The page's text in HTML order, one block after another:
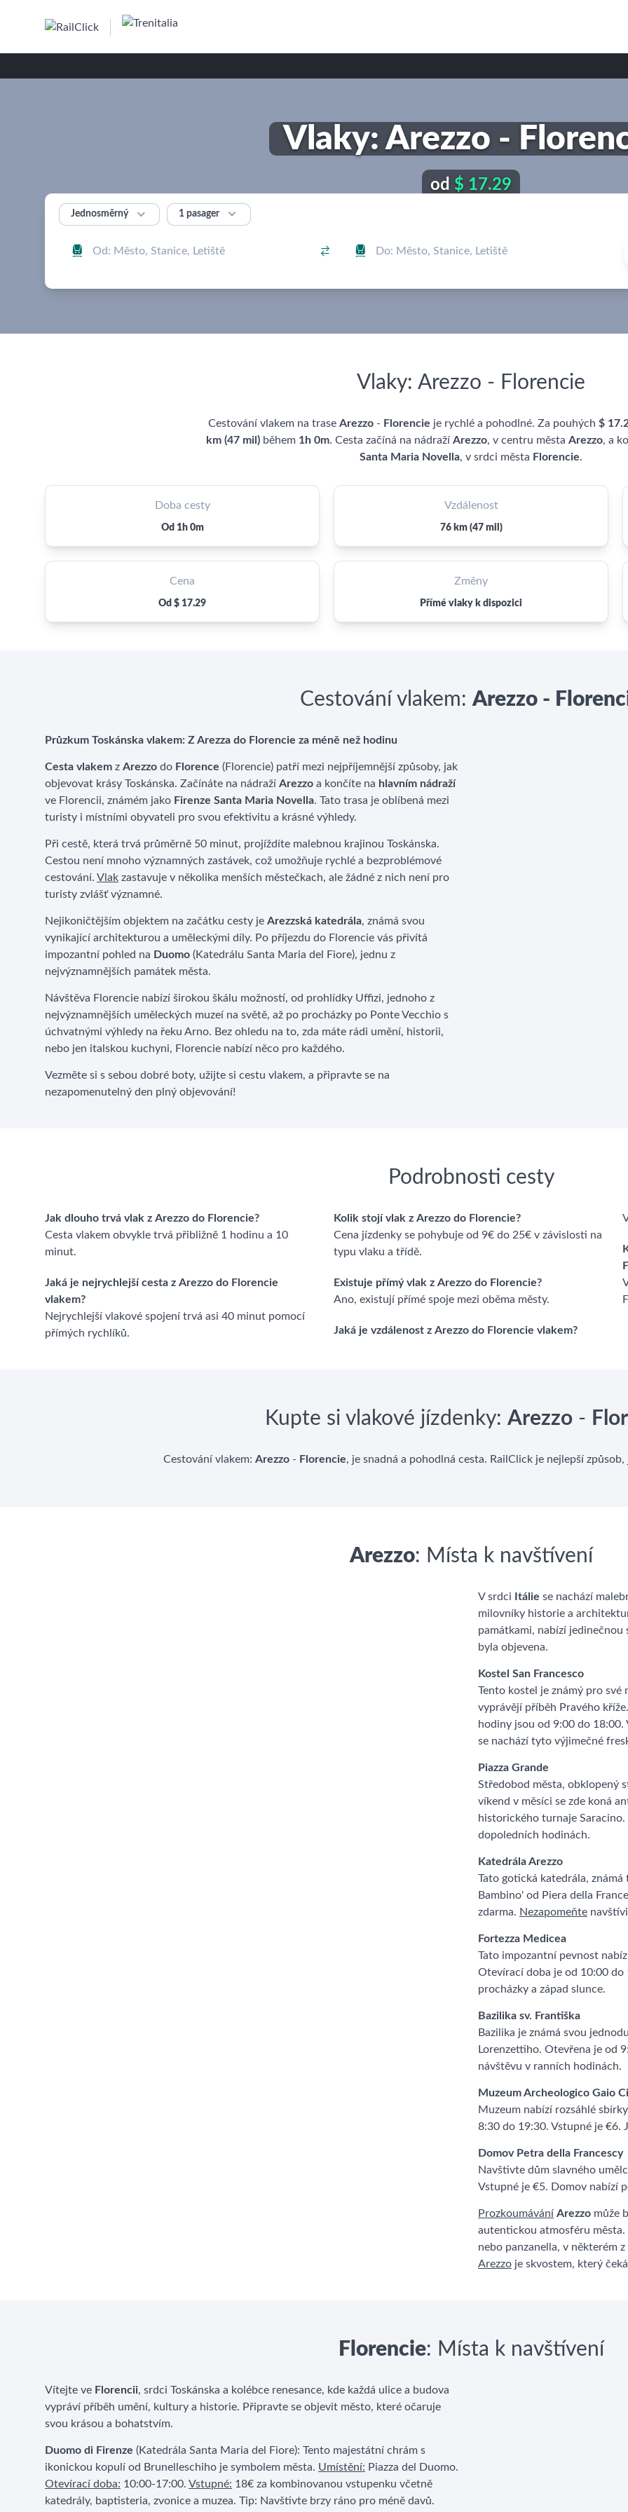
Vlaky: Arezzo -
od $ 17.29
Jednosměrný  1 pasager 
  
Vlaky: Arezzo - Florencie
Cestování vlakem na trase Arezzo - Florencie je rychlé a pohodlné. Za pouhých $
km (47 mil)během 1h 0m. Cesta začíná na nádraží Arezzo, v centru města Arezzo, a
Santa Maria Novella, v srdci města Florencie.
Doba cesty
Od 1h 0m
Cena
Od $ 17.29
Vzdálenost
76 km (47 mil)
Změny
Přímé vlaky k dispozici
Cestování vlakem:Arezzo -
Průzkum Toskánska vlakem: Z Arezza do Florencie za méně než hodinu
Cesta vlakem z Arezzo do Florence (Florencie) patří mezi nejpříjemnější způsoby, jak
objevovat krásy Toskánska. Začínáte na nádraží Arezzo a končíte na hlavním nádraží
ve Florencii, známém jako Firenze Santa Maria Novella. Tato trasa je oblíbená mezi
turisty i místními obyvateli pro svou efektivitu a krásné výhledy.
Při cestě, která trvá průměrně 50 minut, projíždíte malebnou krajinou Toskánska.
Cestou není mnoho významných zastávek, což umožňuje rychlé a bezproblémové
cestování. Vlak zastavuje v několika menších městečkach, ale žádné z nich není pro
turisty zvlášť významné.
Nejikoničtějším objektem na začátku cesty je Arezzská katedrála, známá svou
vynikající architekturou a uměleckými díly. Po příjezdu do Florencie vás přivítá
impozantní pohled na Duomo (Katedrálu Santa Maria del Fiore), jednu z
nejvýznamnějších památek města.
Návštěva Florencie nabízí širokou škálu možností, od prohlídky Uffizi, jednoho z
nejvýznamnějších uměleckých muzeí na světě, až po procházky po Ponte Vecchio s
úchvatnými výhledy na řeku Arno. Bez ohledu na to, zda máte rádi umění, historii,
nebo jen italskou kuchyni, Florencie nabízí něco pro každého.
Vezměte si s sebou dobré boty, užijte si cestu vlakem, a připravte se na
nezapomenutelný den plný objevování!
Podrobnosti cesty
Jak dlouho trvá vlak z Arezzo do Florencie?
Cesta vlakem obvykle trvá přibližně 1 hodinu a 10
minut.
Jaká je nejrychlejší cesta z Arezzo do Florencie
vlakem?
Nejrychlejší vlakové spojení trvá asi 40 minut pomocí
přímých rychlíků.
Kolik stojí vlak z Arezzo do Florencie?
Cena jízdenky se pohybuje od 9€ do 25€ v závislosti na
typu vlaku a třídě.
Existuje přímý vlak z Arezzo do Florencie?
Ano, existují přímé spoje mezi oběma městy.
Jaká je vzdálenost z Arezzo do Florencie vlakem?
Kupte si vlakové jízdenky: Arezzo-
Cestování vlakem: Arezzo - Florencie, je snadná a pohodlná cesta. RailClick je nejlepší
Arezzo: Místa k navštívení
V srdci Itálie se nachází
milovníky historie a
památkami, nabízí jedinečnou
byla objevena.
Kostel San Francesco
Tento kostel je známý pro své
vyprávějí příběh Pravého
hodiny jsou od 9:00 do
se nachází tyto výjimečné
Piazza Grande
Středobod města, obklopený
víkend v měsíci se zde koná
historického turnaje
dopoledních hodinách.
Katedrála Arezzo
Tato gotická katedrála,
Bambino' od Piera della
zdarma. Nezapomeňte
Fortezza Medicea
Tato impozantní pevnost
Otevírací doba je od 10:00 do
procházky a západ slunce.
Bazilika sv. Františka
Bazilika je známá svou
Lorenzettiho. Otevřena je od
návštěvu v ranních hodinách.
Muzeum Archeologico Gaio
Muzeum nabízí rozsáhlé
8:30 do 19:30. Vstupné je €6.
Domov Petra della Francescy
Navštivte dům slavného
Vstupné je €5. Domov nabízí
Prozkoumávání Arezzo může
autentickou atmosféru
nebo panzanella, v některém
Arezzo je skvostem, který
Florencie: Místa k navštívení
Vítejte ve Florencii, srdci Toskánska a kolébce renesance, kde každá ulice a budova
vypráví příběh umění, kultury a historie. Připravte se objevit město, které očaruje
svou krásou a bohatstvím.
Duomo di Firenze (Katedrála Santa Maria del Fiore): Tento majestátní chrám s
ikonickou kopulí od Brunelleschiho je symbolem města. Umístění: Piazza del Duomo.
Otevírací doba: 10:00-17:00. Vstupné: 18€ za kombinovanou vstupenku včetně
katedrály, baptisteria, zvonice a muzea. Tip: Navštivte brzy ráno pro méně davů.